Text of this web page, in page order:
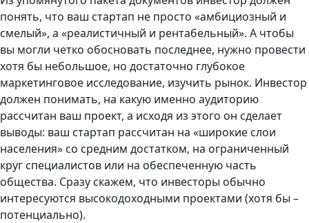
понять, что ваш стартап не просто «амбициозный и
смелый», а «реалистичный и рентабельный». А чтобы
вы могли четко обосновать последнее, нужно провести
хотя бы небольшое, но достаточно глубокое
маркетинговое исследование, изучить рынок. Инвестор
должен понимать, на какую именно аудиторию
рассчитан ваш проект, а исходя из этого он сделает
выводы: ваш стартап рассчитан на «широкие слои
населения» со средним достатком, на ограниченный
круг специалистов или на обеспеченную часть
общества. Сразу скажем, что инвесторы обычно
интересуются высокодоходными проектами (хотя бы –
потенциально).